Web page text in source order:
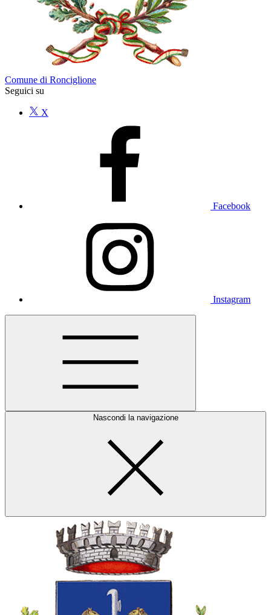
Comune di Ronciglione
Seguici su
X
Facebook
Instagram
Nascondi la navigazione